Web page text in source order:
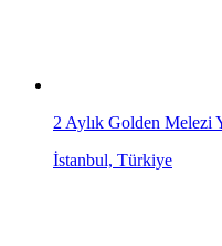
2 Aylık Golden Melezi
İstanbul, Türkiye